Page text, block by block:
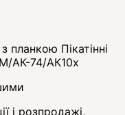
планкою Пікатінні
АК-74/АК10х
і розпродажі,